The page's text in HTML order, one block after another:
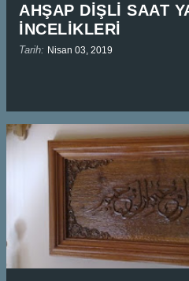
AHŞAP DİŞLİ SAAT
İNCELİKLERİ
Tarih: Nisan 03, 2019